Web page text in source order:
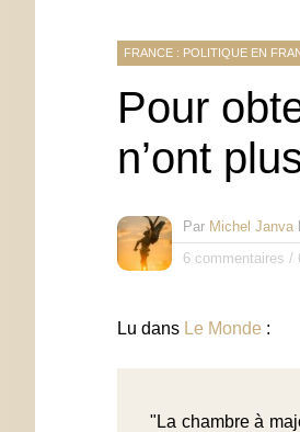
FRANCE : POLITIQUE EN
Pour
n’ont
Par Michel Janva
6 commentaires /
Lu dans Le Monde :
"La chambre à